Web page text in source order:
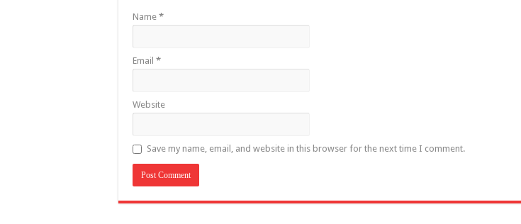
Name *
Email *
Website
Save my name, email, and website in this browser for the next time I comment.